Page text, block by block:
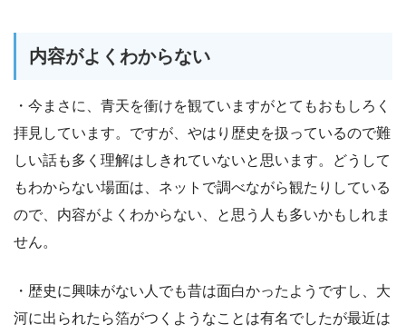
内容がよくわからない
・今まさに、青天を衝けを観ていますがとてもおもしろく
拝見しています。ですが、やはり歴史を扱っているので難
しい話も多く理解はしきれていないと思います。どうして
もわからない場面は、ネットで調べながら観たりしている
ので、内容がよくわからない、と思う人も多いかもしれま
せん。
・歴史に興味がない人でも昔は面白かったようですし、大
河に出られたら箔がつくようなことは有名でしたが最近は